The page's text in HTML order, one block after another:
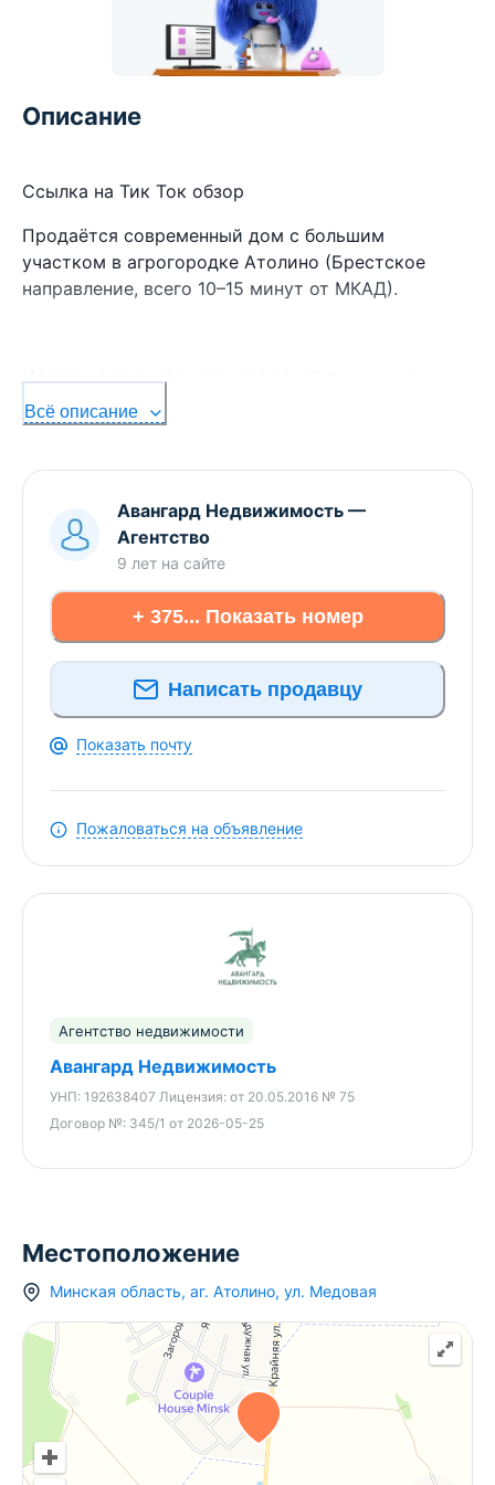
Описание
Ссылка на Тик Ток обзор
Продаётся современный дом с большим
участком в агрогородке Атолино (Брестское
направление, всего 10–15 минут от МКАД).
Идеальное сочетание загородной тишины и
развитой инфраструктуры ближайшего пригорода
Минска! Дом 2019 года постройки, общая
Дом:
- Стены: блоки 40 см, дом качественно утеплен и
оштукатурен (гарантия отличной тепло- и
звукоизоляции).
- Фундамент: надежные блоки ФБС,
обеспечивающие максимальную прочность
здания.
- Окна и двери: установлены современные
стеклопакеты для дополнительной защиты от
металлическая дверь.
Внутреннее состояние и коммуникации:
разведена по дому.
- Отопление: выполнен монтаж системы «теплый
водяной пол» — всё подготовлено к подключению
отопительного оборудования для максимального
в дом проблем не возникнет).
- Канализация: предусмотрено обустройство
Преимущество этого дома — цокольный этаж /
подвал: Просторное, абсолютно сухое подвальное
помещение с высокими потолками. Конструкция
Всё описание
Авангард Недвижимость —
Агентство
9 лет на сайте
+ 375... Показать номер
Написать продавцу
Показать почту
Пожаловаться на объявление
Агентство недвижимости
Авангард Недвижимость
УНП: 192638407 Лицензия: от 20.05.2016 № 75
Договор №: 345/1 от 2026-05-25
Местоположение
Минская область, аг. Атолино, ул. Медовая